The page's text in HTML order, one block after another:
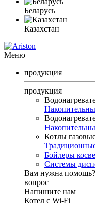
Беларусь
Казахстан
Меню
продукция
продукция
Котлы
Бойлеры
Системы
Вам нужна помощь?
вопрос
Напишите нам
Котел с Wi-Fi